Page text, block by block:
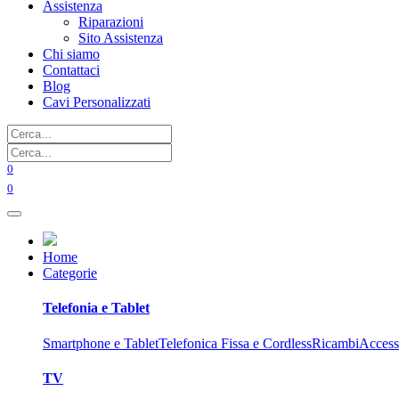
Assistenza
Riparazioni
Sito Assistenza
Chi siamo
Contattaci
Blog
Cavi Personalizzati
0
0
Home
Categorie
Telefonia e Tablet
Smartphone e TabletTelefonica Fissa e CordlessRicambi
TV